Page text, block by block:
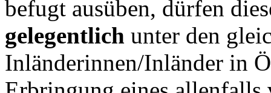
befugt ausüben, dürfen
gelegentlich unter den
Inländerinnen/Inländer in